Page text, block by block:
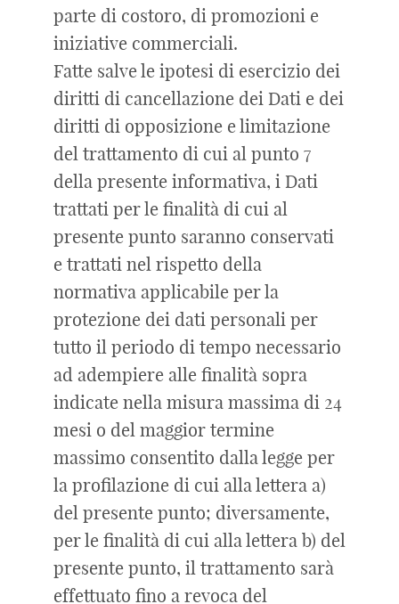
parte di costoro, di promozioni e
iniziative commerciali.
Fatte salve le ipotesi di esercizio dei
diritti di cancellazione dei Dati e dei
diritti di opposizione e limitazione
del trattamento di cui al punto 7
della presente informativa, i Dati
trattati per le finalità di cui al
presente punto saranno conservati
e trattati nel rispetto della
normativa applicabile per la
protezione dei dati personali per
tutto il periodo di tempo necessario
ad adempiere alle finalità sopra
indicate nella misura massima di 24
mesi o del maggior termine
massimo consentito dalla legge per
la profilazione di cui alla lettera a)
del presente punto; diversamente,
per le finalità di cui alla lettera b) del
presente punto, il trattamento sarà
effettuato fino a revoca del